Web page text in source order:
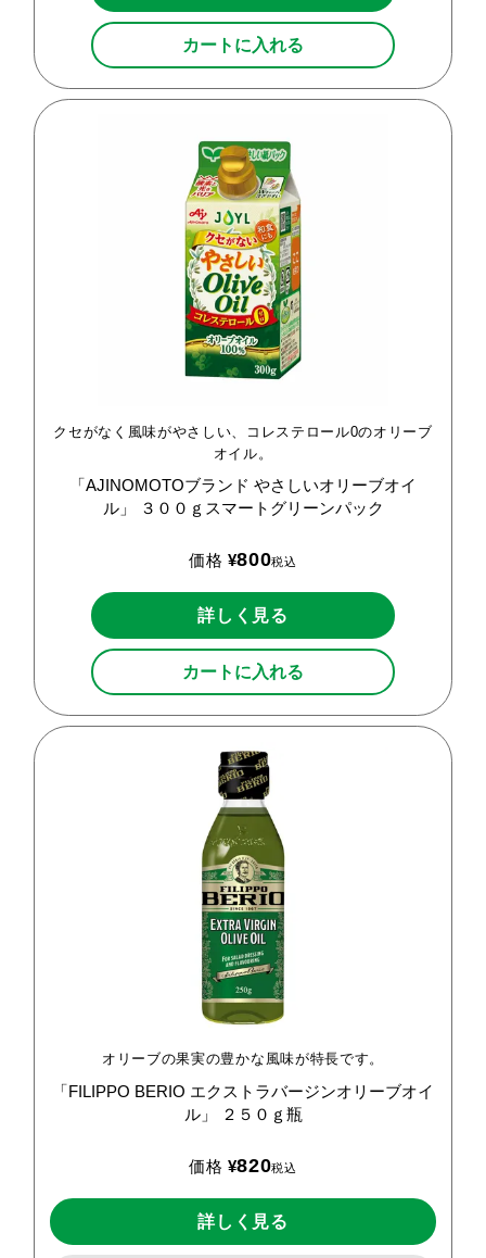
カートに入れる
クセがなく風味がやさしい、コレステロール0のオリーブ
オイル。
「AJINOMOTOブランド やさしいオリーブオイ
ル」
３００ｇスマートグリーンパック
価格 ¥800税込
詳しく見る
カートに入れる
オリーブの果実の豊かな風味が特長です。
「FILIPPO BERIO エクストラバージンオリーブオイ
ル」
２５０ｇ瓶
価格 ¥820税込
詳しく見る